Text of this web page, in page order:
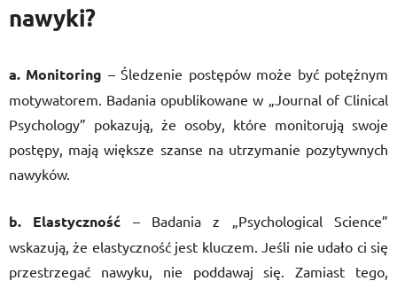
nawyki?
a. Monitoring – Śledzenie postępów może być potężnym
motywatorem. Badania opublikowane w „Journal of Clinical
Psychology” pokazują, że osoby, które monitorują swoje
postępy, mają większe szanse na utrzymanie pozytywnych
nawyków.
b. Elastyczność – Badania z „Psychological Science”
wskazują, że elastyczność jest kluczem. Jeśli nie udało ci się
przestrzegać nawyku, nie poddawaj się. Zamiast tego,